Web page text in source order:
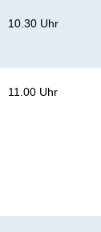
10.30 Uhr
11.00 Uhr